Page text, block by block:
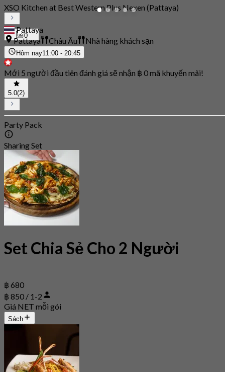
0
XSO Kitchen at Best Western Plus Nexen (Pattaya)
Pattaya
Pattaya
Châu Âu Nhà hàng khách sạn
Hôm nay11:00 - 20:45
Mới 5 người đầu tiên đánh giá sẽ nhận ฿ 0 mã khuyến mãi!
5.0(2)
Party Pack
Sharing Set
Set Chia Sẻ Cho 2 Người
฿ 680
฿ 850 / 1-2
Giá NET mỗi gói
Sách